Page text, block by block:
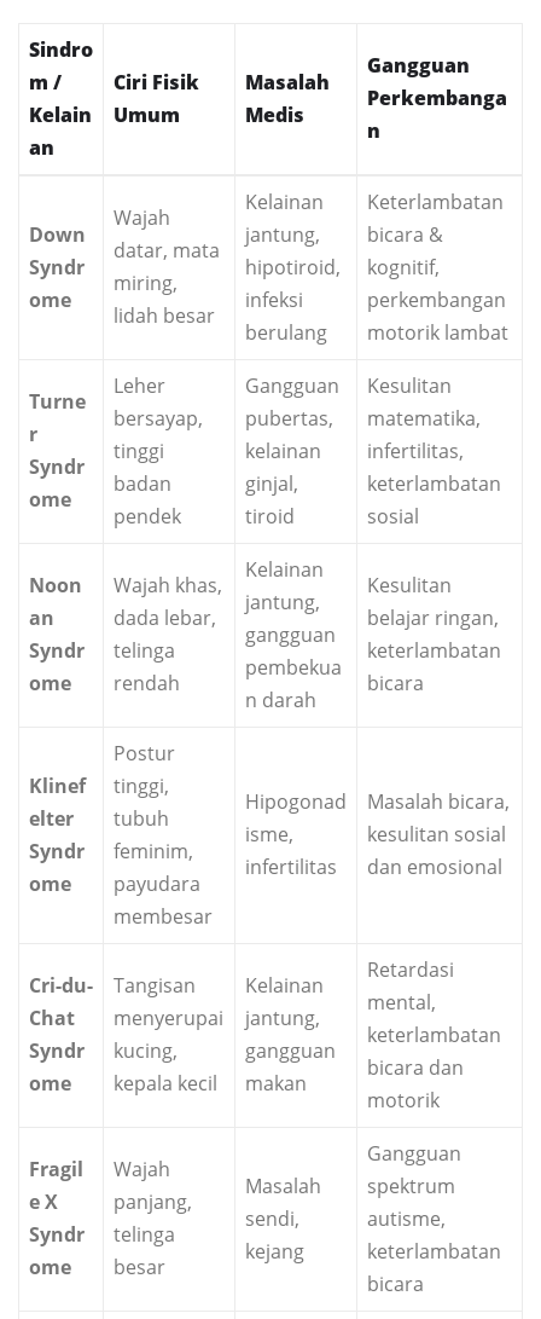
Sindro
m /
Kelain
an
Ciri Fisik
Umum
Masalah
Medis
Gangguan
Perkembanga
n
Down
Syndr
ome
Wajah
datar, mata
miring,
lidah besar
Kelainan
jantung,
hipotiroid,
infeksi
berulang
Keterlambatan
bicara &
kognitif,
perkembangan
motorik lambat
Turne
r
Syndr
ome
Leher
bersayap,
tinggi
badan
pendek
Gangguan
pubertas,
kelainan
ginjal,
tiroid
Kesulitan
matematika,
infertilitas,
keterlambatan
sosial
Noon
an
Syndr
ome
Wajah khas,
dada lebar,
telinga
rendah
Kelainan
jantung,
gangguan
pembekua
n darah
Kesulitan
belajar ringan,
keterlambatan
bicara
Klinef
elter
Syndr
ome
Postur
tinggi,
tubuh
feminim,
payudara
membesar
Hipogonad
isme,
infertilitas
Masalah bicara,
kesulitan sosial
dan emosional
Cri-du-
Chat
Syndr
ome
Tangisan
menyerupai
kucing,
kepala kecil
Kelainan
jantung,
gangguan
makan
Retardasi
mental,
keterlambatan
bicara dan
motorik
Fragil
e X
Syndr
ome
Wajah
panjang,
telinga
besar
Masalah
sendi,
kejang
Gangguan
spektrum
autisme,
keterlambatan
bicara